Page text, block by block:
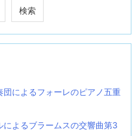
検索
によるフォーレのピアノ五重
よるブラームスの交響曲第3